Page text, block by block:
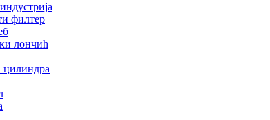
филтер
лончић
цилиндра